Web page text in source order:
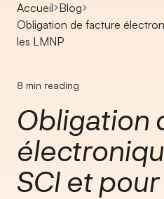
Accueil Blog
Obligation de facture
les LMNP
8 min reading
Obligation
SCI et